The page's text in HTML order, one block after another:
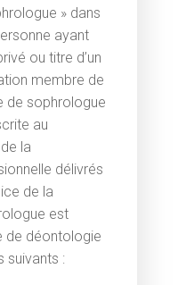
» dans
ayant
ou titre d’un
membre de
de sophrologue
au
la
délivrés
de la
est
de déontologie
suivants :